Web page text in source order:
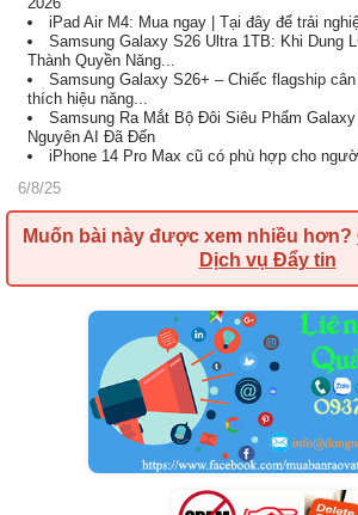
iPad Air M4: Mua ngay | Tại đây để trải
Samsung Galaxy S26 Ultra 1TB: Khi Dung
Thành Quyền Năng...
Samsung Galaxy S26+ – Chiếc flagship
thích hiệu năng...
Samsung Ra Mắt Bộ Đôi Siêu Phẩm
Nguyên AI Đã Đến
iPhone 14 Pro Max cũ có phù hợp cho
6/8/25
Muốn bài này được xem nhiều hơn?
Dịch vụ Đẩy tin